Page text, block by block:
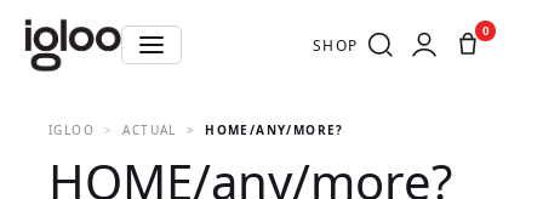
SHOP
0
IGLOO ACTUAL HOME/ANY/MORE?
HOME/any/more?